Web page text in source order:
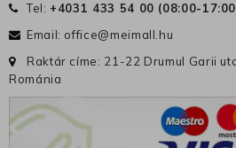
Tel: +4031 433 54 00 (08:00-
Email: office@meimall.hu
Raktár címe: 21-22 Drumul Garii
Románia